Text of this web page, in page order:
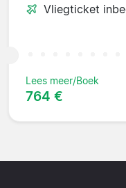
Vliegticket
Lees meer/Boek
764 €